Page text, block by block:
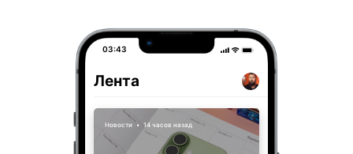
03:43
Лента
Новости • 14 часов назад